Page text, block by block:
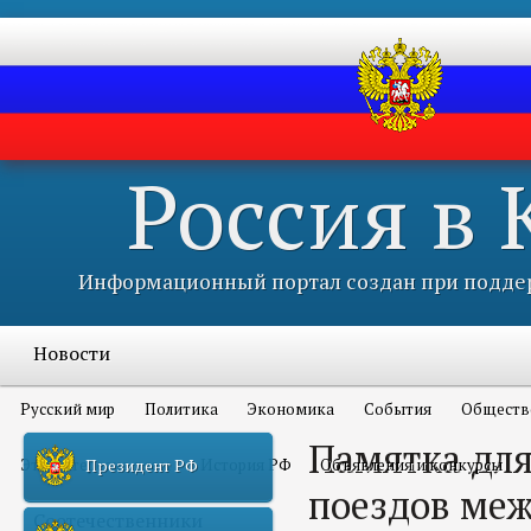
Россия в
Информационный портал создан при
Новости
Русский мир Политика Экономика События
Это интересно всем История РФ Объявления и конкурсы
Соотечественники
Президент РФ
Памятка
поездов